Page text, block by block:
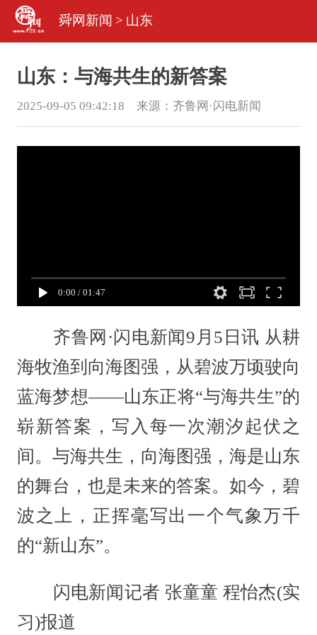
舜网新闻 > 山东
山东：与海共生的新答案
2025-09-05 09:42:18 来源： 齐鲁网·闪电新闻
0:00 / 01:47
齐鲁网·闪电新闻9月5日讯 从耕
海牧渔到向海图强，从碧波万顷驶向
蓝海梦想——山东正将“与海共生”的
崭新答案，写入每一次潮汐起伏之
间。与海共生，向海图强，海是山东
的舞台，也是未来的答案。如今，碧
波之上，正挥毫写出一个气象万千
的“新山东”。
闪电新闻记者 张童童 程怡杰(实
习)报道